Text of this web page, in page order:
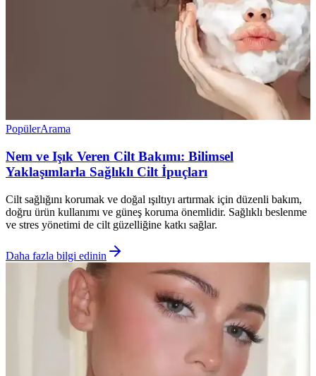
PopülerArama
Nem ve Işık Veren Cilt Bakımı: Bilimsel
Yaklaşımlarla Sağlıklı Cilt İpuçları
Cilt sağlığını korumak ve doğal ışıltıyı artırmak için düzenli bakım,
doğru ürün kullanımı ve güneş koruma önemlidir. Sağlıklı beslenme
ve stres yönetimi de cilt güzelliğine katkı sağlar.
Daha fazla bilgi edinin